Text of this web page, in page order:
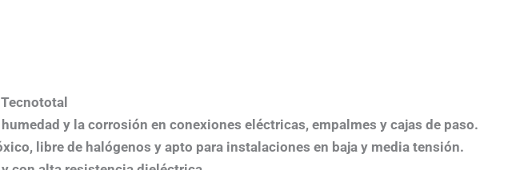
y la corrosión en conexiones eléctricas, empalmes y cajas de paso.
libre de halógenos y apto para instalaciones en baja y media tensión.